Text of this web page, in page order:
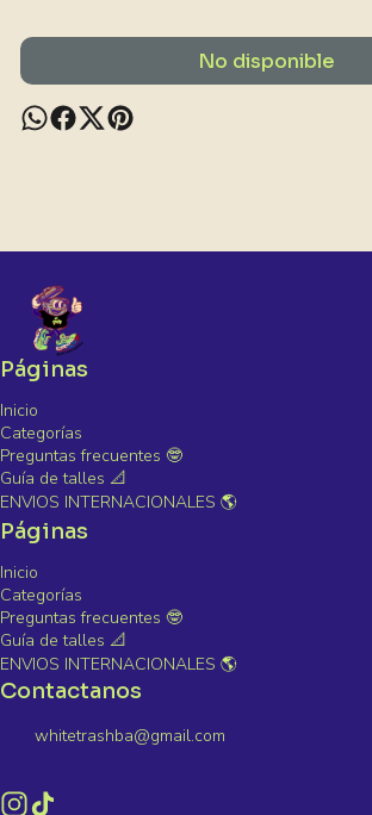
No disponible
Páginas
Inicio
Categorías
Preguntas frecuentes 🤓
Guía de talles 📐
ENVIOS INTERNACIONALES 🌎
Páginas
Inicio
Categorías
Preguntas frecuentes 🤓
Guía de talles 📐
ENVIOS INTERNACIONALES 🌎
Contactanos
whitetrashba@gmail.com